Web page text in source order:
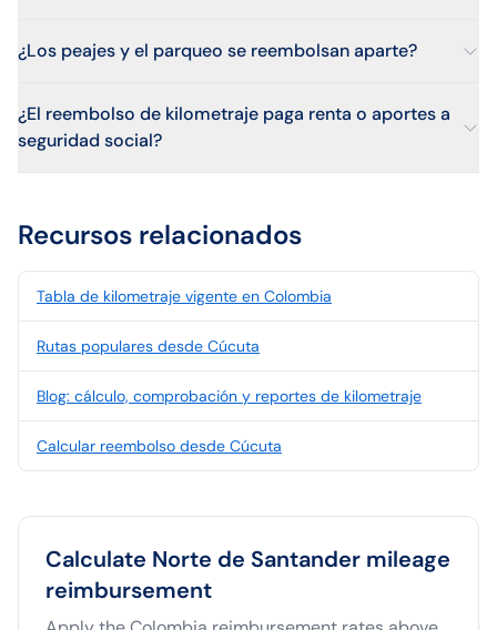
¿Los peajes y el parqueo se reembolsan aparte?
¿El reembolso de kilometraje paga renta o aportes a
seguridad social?
Recursos relacionados
Tabla de kilometraje vigente en Colombia
Rutas populares desde Cúcuta
Blog: cálculo, comprobación y reportes de kilometraje
Calcular reembolso desde Cúcuta
Calculate Norte de Santander mileage
reimbursement